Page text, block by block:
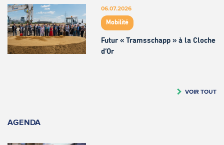
06.07.2026
Mobilité
Futur « Tramsschapp » à la Cloche
d’Or
VOIR TOUT
AGENDA